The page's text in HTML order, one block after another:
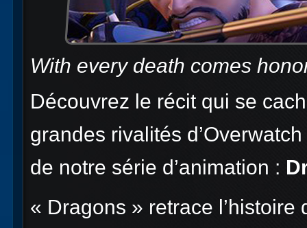
With every death comes
Découvrez le récit qui se
grandes rivalités
de notre série d’animation :
« Dragons » retrace